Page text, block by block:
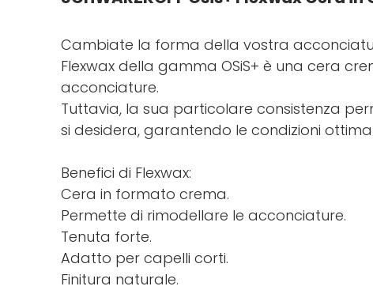
Cambiate la forma della vostra
Flexwax della gamma OSiS+ è una cera
acconciature.
Tuttavia, la sua particolare consistenza
si desidera, garantendo le condizioni
Benefici di Flexwax:
Cera in formato crema.
Permette di rimodellare le acconciature.
Tenuta forte.
Adatto per capelli corti.
Finitura naturale.